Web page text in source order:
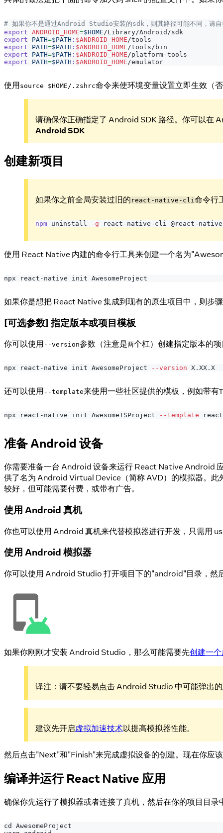
# 如果你不是通过Android Studio安装的sdk，则其路径可能不同，请自
export ANDROID_HOME=$HOME/Library/Android/sdk
export
PATH=$PATH : $ANDROID_HOME/tools
export
PATH=$PATH : $ANDROID_HOME/tools/bin
export
PATH=$PATH : $ANDROID_HOME/platform-tools
export
PATH=$PATH : $ANDROID_HOME/emulator
使用source $HOME/.zshrc命令来使环境变量设置立即生效（
请确保你正确指定了 Android SDK 路径。你可以在
Android SDK
创建新项目
如果你之前全局安装过旧的 react-native-cli 命令行
npm uninstall -g react-native-cli @react-
使用 React Native 内建的命令行工具来创建一个名为
npx react-native init AwesomeProject
如果你是想把 React Native 集成到现有的原生项目中，则步
[可选参数] 指定版本或项目模板
你可以使用 --version参数（注意是两个杠）创建指定版本的
npx react-native init AwesomeProject --version X.XX.X
还可以使用 --template来使用一些社区提供的模板，例如带有
npx react-native init AwesomeTSProject --template
准备 Android 设备
你需要准备一台 Android 设备来运行 React Native Android
供了名为 Android Virtual Device（简称 AVD）的模拟器。此
较好，但可能需要付费，或带有广告。
使用 Android 真机
你也可以使用 Android 真机来代替模拟器进行开发，只需用
使用 Android 模拟器
你可以使用 Android Studio 打开项目下的"android"目录，然
如果你刚刚才安装 Android Studio，那么可能需要先创建一
译注：请不要轻易点击 Android Studio 中可能弹出
建议先开启虚拟加速技术以提高模拟器性能。
然后点击"Next"和"Finish"来完成虚拟设备的创建。现在你应
编译并运行 React Native 应用
确保你先运行了模拟器或者连接了真机，然后在你的项目目录
cd AwesomeProject